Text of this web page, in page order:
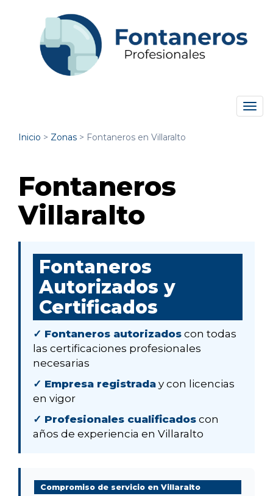
Inicio > Zonas > Fontaneros en Villaralto
Fontaneros
Villaralto
Fontaneros
Autorizados y
Certificados
✓ Fontaneros autorizados con todas
las certificaciones profesionales
necesarias
✓ Empresa registrada y con licencias
en vigor
✓ Profesionales cualificados con
años de experiencia en Villaralto
Compromiso de servicio en Villaralto